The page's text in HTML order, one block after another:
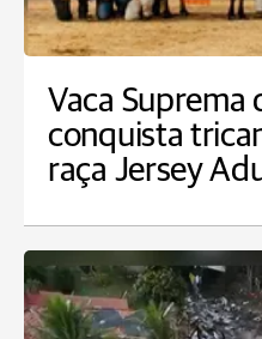
Vaca Suprema
conquista
raça Jersey